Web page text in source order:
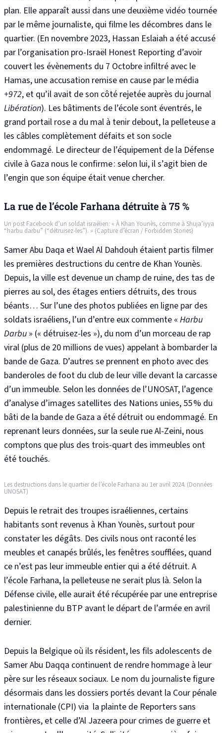
plan. Elle apparaît aussi dans une deuxième vidéo tournée
par le même journaliste, qui filme les décombres dans le
quartier. (En novembre 2023, Hassan Eslaiah a été accusé
par l’organisation pro-Israël Honest Reporting d’avoir
couvert les évènements du 7 Octobre infiltré avec le
Hamas, une accusation remise en cause par le média
+972, et qu’il avait de son côté rejetée auprès du journal
Libération). Les bâtiments de l’école sont éventrés, le
grand portail rose a du mal à tenir debout, la pelleteuse a
les câbles complètement défaits et son socle
endommagé. Le directeur de l’équipement de la Défense
civile à Gaza nous le confirme: selon lui, il s’agit bien de
l’engin que son équipe était venue chercher.
La rue de l’école Farhana détruite à 75 %
Un post Facebook d’un soldat israélien: « À Khan Younès, comme à Shuja’iyya
“harbu darbu” (“détruisez-les”). » (Capture d’écran / Forbidden Stories)
Samer Abu Daqa et Wael Al Dahdouh étaient partis filmer
les premières destructions du centre de Khan Younès.
Depuis, la ville est devenue un champ de ruine, des tas de
pierres au sol, des étages entiers détruits, des trous
béants… Sur l’une des photos publiées en ligne par des
soldats israéliens, l’un d’entre eux commente « Harbu
Darbu » (« détruisez-les »), du nom d’un morceau de rap
viral (plus de 20 millions de vues) appelant à bombarder la
bande de Gaza. D’autres se prennent en photo avec des
banderoles de foot du club de leur ville devant la carcasse
d’un immeuble. Selon les données de l’UNOSAT, l’agence
d’analyse d’images satellites des Nations unies, 55 % du
bâti de la bande de Gaza a été détruit ou endommagé. En
reprenant leurs données, sur la seule rue Al-Zeini, nous
comptons que plus des trois-quart des immeubles ont
été touchés.
Les destructions dans le quartier de l’école Farhana au 1er avril 2024. (Données
UNOSAT)
Depuis le retrait des troupes israéliennes, certains
habitants sont revenus à Khan Younès, surtout pour
constater les dégâts. Des civils nous ont raconté les
meubles et canapés brûlés, les fenêtres soufflées, quand
ce n’est pas leur immeuble entier qui a été détruit. A
l’école Farhana, la pelleteuse ne serait plus là. Selon la
Défense civile, elle aurait été récupérée par une entreprise
palestinienne du BTP avant le départ de l’armée en avril
dernier.
Depuis la Belgique où ils résident, les fils adolescents de
Samer Abu Daqqa continuent de rendre hommage à leur
père sur les réseaux sociaux. Le nom du journaliste figure
désormais dans les dossiers portés devant la Cour pénale
internationale (CPI) via la plainte de Reporters sans
frontières, et celle d’Al Jazeera pour crimes de guerre et